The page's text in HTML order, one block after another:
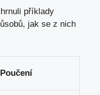
příklady
jak se z nich
Poučení